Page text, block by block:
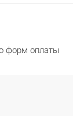
форм оплаты